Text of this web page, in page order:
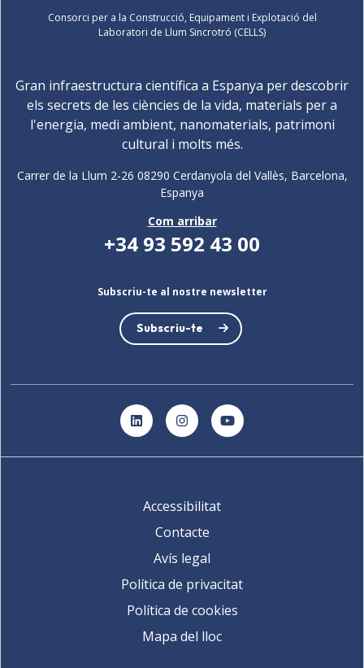
Consorci per a la Construcció, Equipament i Explotació del
Laboratori de Llum Sincrotró (CELLS)
Gran infraestructura científica a Espanya per descobrir
els secrets de les ciències de la vida, materials per a
l'energia, medi ambient, nanomaterials, patrimoni
cultural i molts més.
Carrer de la Llum 2-26 08290 Cerdanyola del Vallès, Barcelona,
Espanya
Com arribar
+34 93 592 43 00
Subscriu-te al nostre newsletter
Subscriu-te
LinkedInInstagramYouTube
Accessibilitat
Contacte
Avís legal
Política de privacitat
Política de cookies
Mapa del lloc